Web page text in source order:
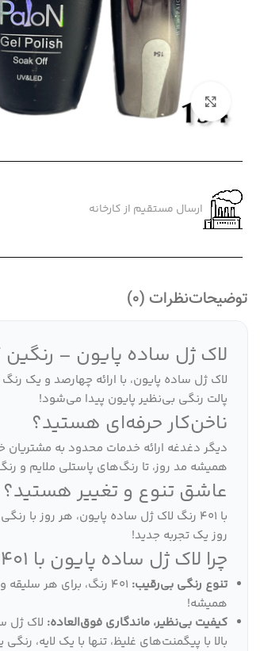
بزرگنمایی تصویر
ارسال مستقیم از کارخانه
توضیحاتنظرات (0)
لاک ژل ساده پایون – رنگین کمان 401 رنگ، برای هر
لاک ژل ساده پایون، با ارائه چهارصد و یک
پالت رنگی بی‌نظیر پایون پیدا می‌شود!
ناخن‌کار حرفه‌ای هستید؟
دیگر دغدغه ارائه خدمات محدود به مشتریان
همیشه مد روز، تا رنگ‌های پاستلی ملایم
عاشق تنوع و تغییر هستید؟
با 401 رنگ لاک ژل ساده پایون، هر روز
روز یک تجربه جدید!
چرا لاک ژل ساده پایون با 401 رنگ، انتخاب هوشمندانه شماست؟
تنوع رنگی بی‌رقیب:
401 رنگ، برای هر
همیشه!
کیفیت بی‌نظیر، ماندگاری فوق‌العاده: لاک ژل